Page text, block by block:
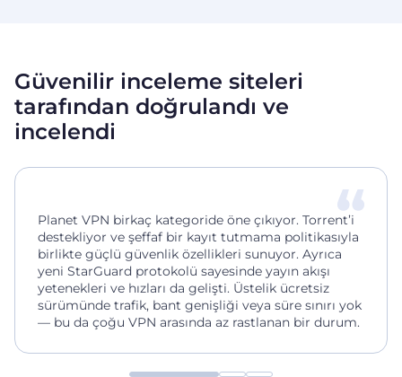
Güvenilir inceleme siteleri
tarafından doğrulandı ve
incelendi
Planet VPN birkaç kategoride öne çıkıyor. Torrent’i
destekliyor ve şeffaf bir kayıt tutmama politikasıyla
birlikte güçlü güvenlik özellikleri sunuyor. Ayrıca
yeni StarGuard protokolü sayesinde yayın akışı
yetenekleri ve hızları da gelişti. Üstelik ücretsiz
sürümünde trafik, bant genişliği veya süre sınırı yok
— bu da çoğu VPN arasında az rastlanan bir durum.